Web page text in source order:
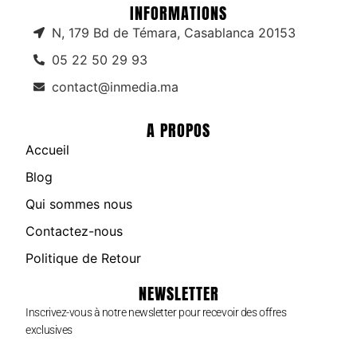
INFORMATIONS
N, 179 Bd de Témara, Casablanca 20153
05 22 50 29 93
contact@inmedia.ma
A PROPOS
Accueil
Blog
Qui sommes nous
Contactez-nous
Politique de Retour
NEWSLETTER
Inscrivez-vous à notre newsletter pour recevoir des offres
exclusives